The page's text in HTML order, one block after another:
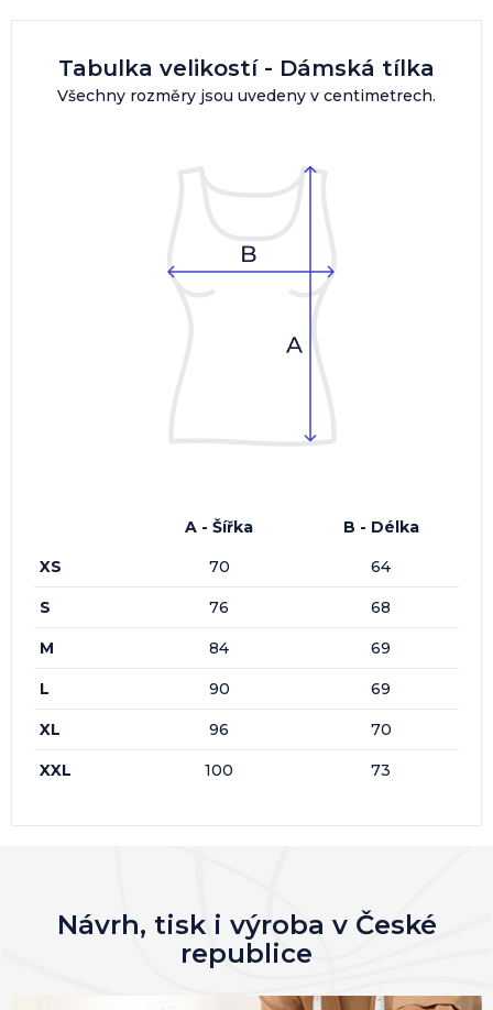
Tabulka velikostí - Dámská tílka
Všechny rozměry jsou uvedeny v centimetrech.
A - Šířka
B - Délka
XS
70 64
S 76 68
M 84 69
L 90 69
XL 96 70
XXL 100 73
Návrh, tisk i výroba v České
republice